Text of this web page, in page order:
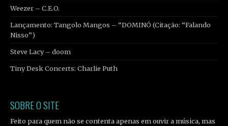
Weezer – C.E.O.
Lançamento: Tangolo Mangos – “DOMINÓ (Citação: “Falando
Nisso”)
Steve Lacy – doom
Tiny Desk Concerts: Charlie Puth
SOBRE O SITE
Feito para quem não se contenta apenas em ouvir a música, mas